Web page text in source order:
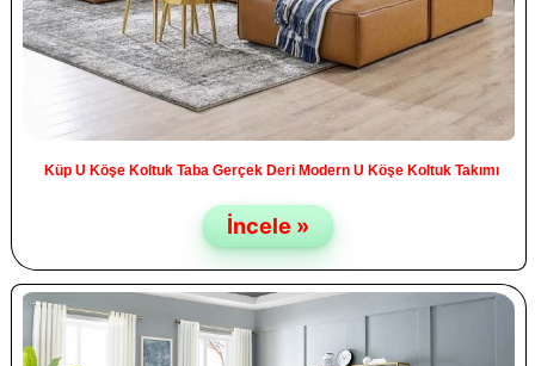
Küp U Köşe Koltuk Taba Gerçek Deri Modern U Köşe Koltuk Takımı
İncele »